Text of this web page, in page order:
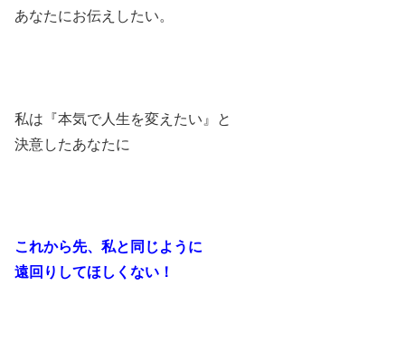
あなたにお伝えしたい。
私は『本気で人生を変えたい』と
決意したあなたに
これから先、私と同じように
遠回りしてほしくない！